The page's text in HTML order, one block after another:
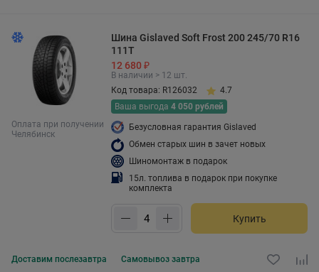
Оплата при получении
Челябинск
Шина Gislaved Soft Frost 200 245/70 R16
111T
12 680 ₽
В наличии > 12 шт.
Код товара: R126032
4.7
Ваша выгода 4 050 рублей
Безусловная гарантия Gislaved
Обмен старых шин в зачет новых
Шиномонтаж в подарок
15л. топлива в подарок при покупке
комплекта
Купить
Доставим послезавтра Самовывоз завтра